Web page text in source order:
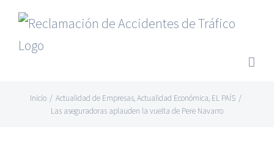
Saltar
contenido
Inicio / Actualidad de Empresas,Actualidad Económica, EL PAÍS /
Las aseguradoras aplauden la vuelta de Pere Navarro